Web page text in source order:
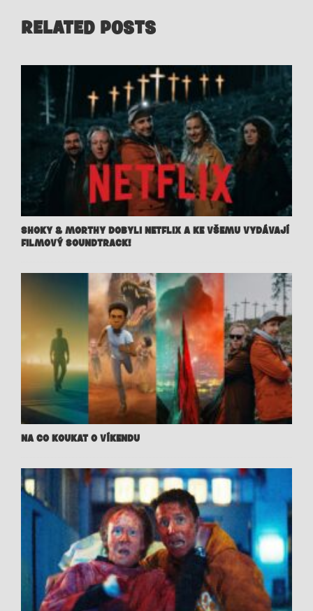
RELATED POSTS
SHOKY & MORTHY DOBYLI NETFLIX A KE VŠEMU VYDÁVAJÍ
FILMOVÝ SOUNDTRACK!
NA CO KOUKAT O VÍKENDU